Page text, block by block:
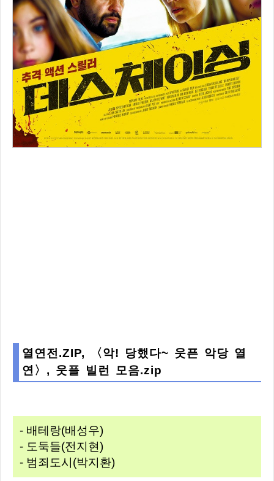
열연전.ZIP, 〈악! 당했다~ 웃픈 악당 열
연〉, 웃플 빌런 모음.zip
- 배테랑(배성우)
- 도둑들(전지현)
- 범죄도시(박지환)